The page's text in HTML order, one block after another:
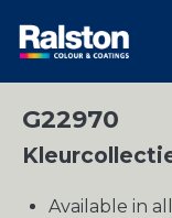
G22970
Available in